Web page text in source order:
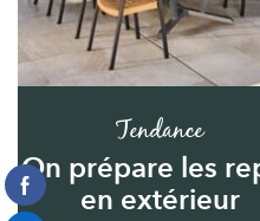
Tendance
On prépare les
en extérieur